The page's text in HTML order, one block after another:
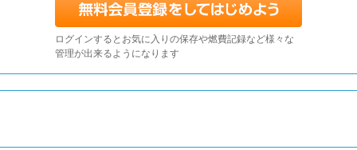
ログインするとお気に入りの保存や燃費記録など様々な
管理が出来るようになります